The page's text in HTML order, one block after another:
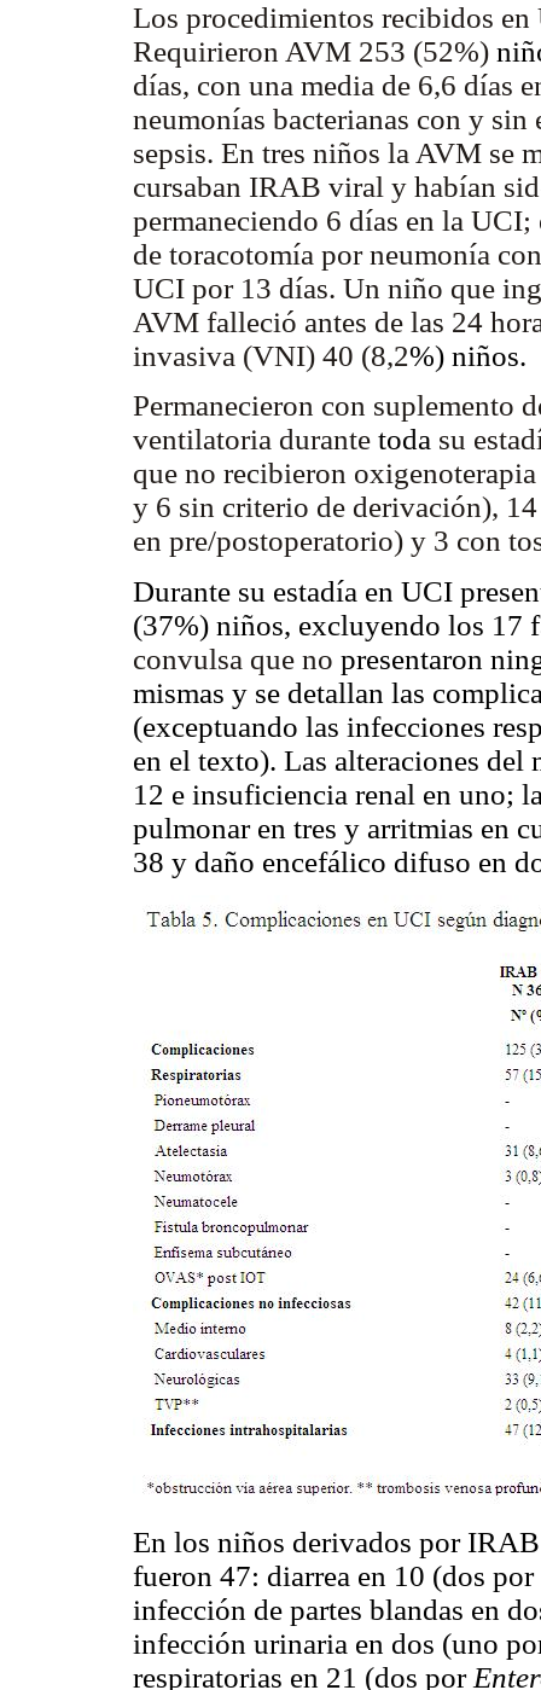
Los procedimientos recibidos
Requirieron AVM 253 (52%)
días, con una media de 6,6 días
neumonías bacterianas con y
sepsis. En tres niños la AVM se
cursaban IRAB viral y habían
permaneciendo 6 días en la
de toracotomía por neumonía
UCI por 13 días. Un niño que
AVM falleció antes de las 24
invasiva (VNI) 40 (8,2%) niños.
Permanecieron con suplemento
ventilatoria durante toda su
que no recibieron
y 6 sin criterio de derivación),
en pre/postoperatorio) y 3 con
Durante su estadía en UCI
(37%) niños, excluyendo los 17
convulsa que no presentaron
mismas y se detallan las
(exceptuando las infecciones
en el texto). Las alteraciones del
12 e insuficiencia renal en uno;
pulmonar en tres y arritmias en
38 y daño encefálico difuso en
En los niños derivados por
fueron 47: diarrea en 10 (dos
infección de partes blandas en
infección urinaria en dos (uno
respiratorias en 21 (dos por